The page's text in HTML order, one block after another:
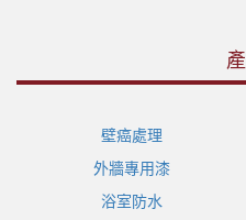
壁癌處理
外牆專用漆
浴室防水